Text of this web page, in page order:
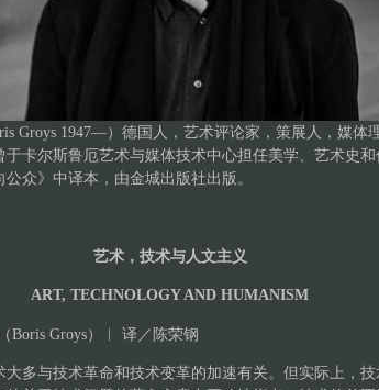
Groys 1947—）德国人，艺术评论家，策展人，媒体
卡尔斯鲁厄艺术与媒体技术中心担任美学、艺术史和
众》中译本，由金城出版社出版。
艺术，技术与人文主义
ART, TECHNOLOGY AND HUMANISM
Boris Groys）︱ 译／陈荣钢
大多与技术革命和技术变革的加速有关。但实际上，技